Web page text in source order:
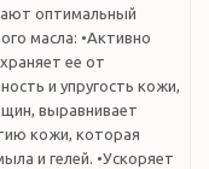
оптимальный
масла: •Активно
ее от
и упругость кожи,
выравнивает
кожи, которая
и гелей. •Ускоряет